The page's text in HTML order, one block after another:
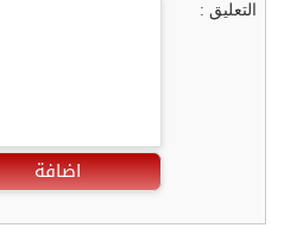
التعليق :
اضافة